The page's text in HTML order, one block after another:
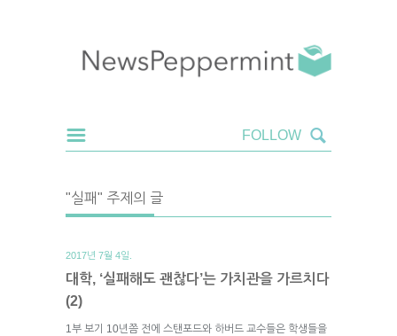
"실패" 주제의 글
2017년 7월 4일.
대학, ‘실패해도 괜찮다’는 가치관을 가르치다
(2)
1부 보기 10년쯤 전에 스탠포드와 하버드 교수들은 학생들을